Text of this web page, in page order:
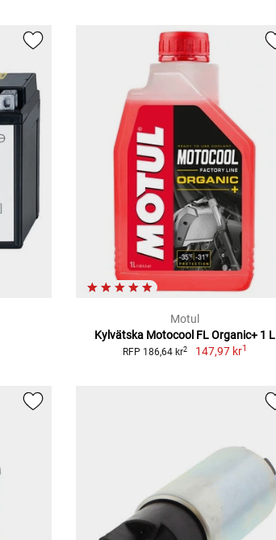
Motul
Kylvätska Motocool FL Organic+ 1 L
RFP 186,64 kr2 147,97 kr1